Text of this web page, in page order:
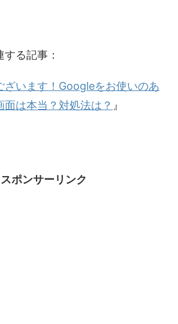
る記事：
ざいます！Googleをお使いのあ
は本当？対処法は？ 』
スポンサーリンク